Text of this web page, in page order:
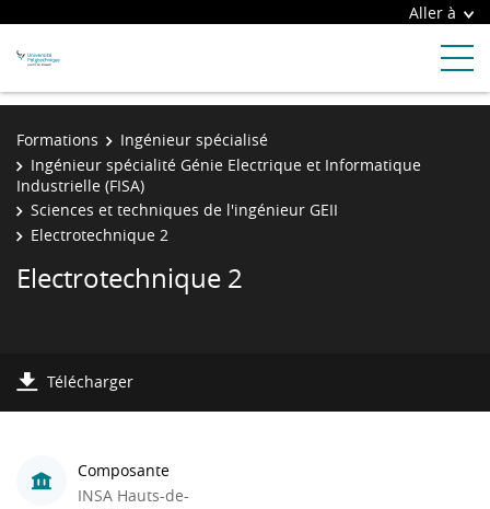
Aller à
Formations
Ingénieur spécialisé
Ingénieur spécialité Génie Electrique et Informatique
Industrielle (FISA)
Sciences et techniques de l'ingénieur GEII
Electrotechnique 2
Electrotechnique 2
Télécharger
Composante
INSA Hauts-de-